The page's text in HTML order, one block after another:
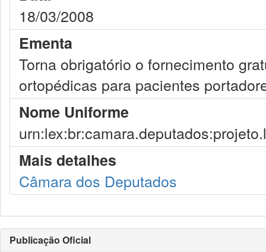
18/03/2008
Ementa
Torna obrigatório o fornecimento
ortopédicas para pacientes
Nome Uniforme
Mais detalhes
Câmara dos Deputados
Publicação Oficial